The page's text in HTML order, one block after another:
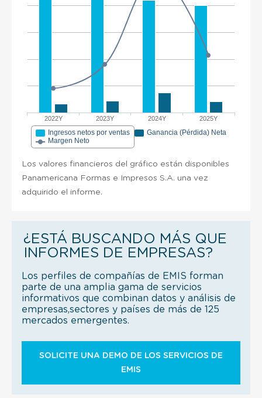
2022Y 2023Y 2024Y 2025Y
Ingresos netos por ventas
Ganancia (Pérdida) Neta
Margen Neto
Los valores financieros del gráfico están disponibles
Panamericana Formas e Impresos S.A. una vez
adquirido el informe.
¿ESTÁ BUSCANDO MÁS QUE
INFORMES DE EMPRESAS?
Los perfiles de compañías de EMIS forman
parte de una amplia gama de servicios
informativos que combinan datos y análisis de
empresas,sectores y países de más de 125
mercados emergentes.
SOLICITE UNA DEMO DE LOS SERVICIOS DE
EMIS